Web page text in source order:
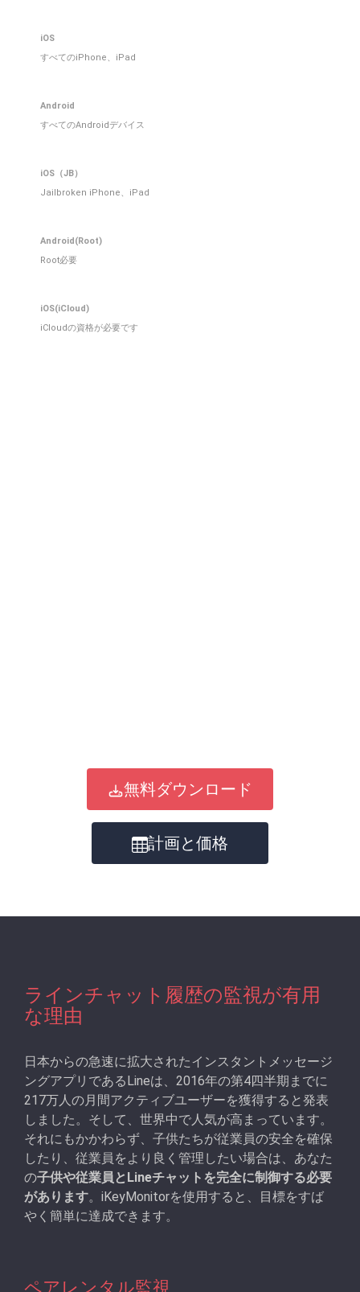
iOS
すべてのiPhone、iPad
Android
すべてのAndroidデバイス
iOS（JB）
Jailbroken iPhone、iPad
Android(Root)
Root必要
iOS(iCloud)
iCloudの資格が必要です
無料ダウンロード
計画と価格
ラインチャット履歴の監視が有用
な理由
日本からの急速に拡大されたインスタントメッセージ
ングアプリであるLineは、2016年の第4四半期までに
217万人の月間アクティブユーザーを獲得すると発表
しました。そして、世界中で人気が高まっています。
それにもかかわらず、子供たちが従業員の安全を確保
したり、従業員をより良く管理したい場合は、あなた
の子供や従業員とLineチャットを完全に制御する必要
があります。iKeyMonitorを使用すると、目標をすば
やく簡単に達成できます。
ペアレンタル監視